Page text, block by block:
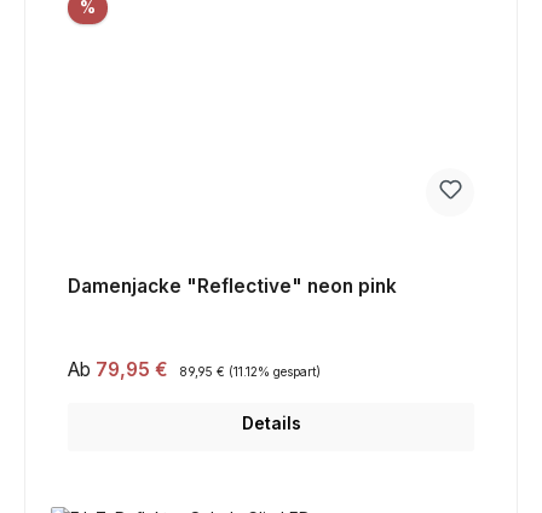
%Rabatt
Damenjacke "Reflective" neon pink
Verkaufspreis:
Ab 79,95 € Regulärer Preis:
89,95 € (11.12% gespart)
Details